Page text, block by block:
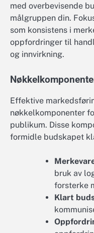
med overbevisende
målgruppen din.
som konsistens i
oppfordringer til
og innvirkning.
Effektive
nøkkelkomponenter
publikum. Disse
formidle budskapet
bruk av
forsterke
Klart